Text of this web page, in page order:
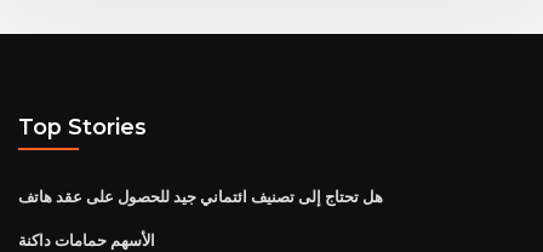
Top Stories
هل تحتاج إلى تصنيف ائتماني جيد للحصول على عقد هاتف
الأسهم حمامات داكنة